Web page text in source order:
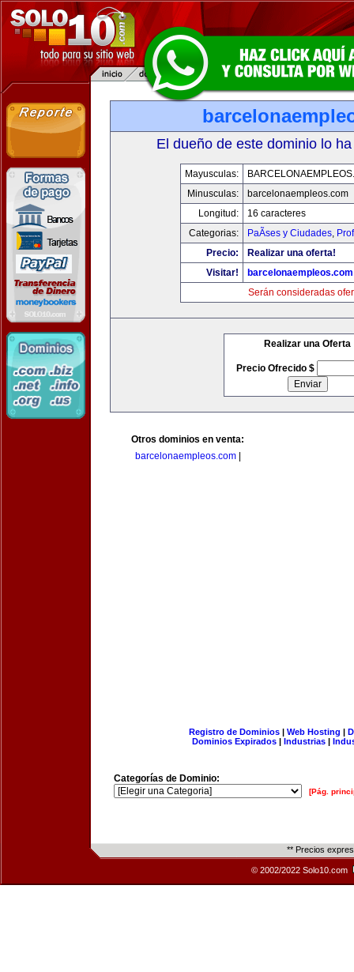
El dueño de este dominio lo
Mayusculas:
Minusculas:
barcelonaempleos.com
Longitud:
16 caracteres
Categorias:
PaÃ­ses y Ciudades,
Precio:
Realizar una oferta!
Visitar!
barcelonaempleos.com
Serán consideradas
Realizar una Oferta
Precio Ofrecido $
Otros dominios en venta:
barcelonaempleos.com|
Registro de Dominios| Web Hosting |
Dominios Expirados | Industrias |
Categorías de Dominio:
[Pág.
** Precios
© 2002/2022 Solo10.com